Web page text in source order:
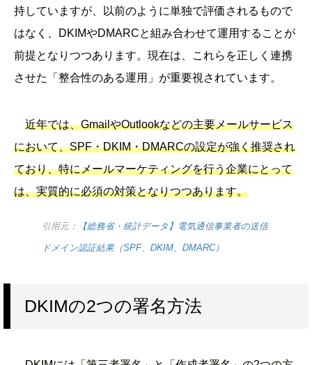
持していますが、以前のように単独で評価されるもので
はなく、DKIMやDMARCと組み合わせて運用することが
前提となりつつあります。現在は、これらを正しく連携
させた「整合性のある運用」が重要視されています。
近年では、GmailやOutlookなどの主要メールサービス
において、SPF・DKIM・DMARCの設定が強く推奨され
ており、特にメールマーケティングを行う企業にとって
は、実質的に必須の対策となりつつあります。
引用元： 【総務省・統計データ】電気通信事業者の送信
ドメイン認証結果（SPF、DKIM、DMARC）
DKIMの2つの署名方法